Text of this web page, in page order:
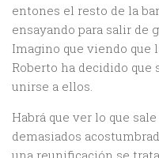
entones el resto de la
ensayando para salir de
Imagino que viendo que
Roberto ha decidido
unirse a ellos.
Habrá que ver lo que
demasiados
una reunificación se